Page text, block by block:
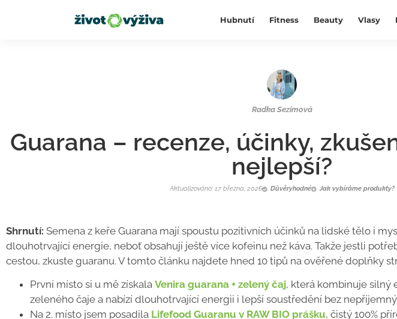
Hubnutí Fitness Beauty Vlasy
Radka Sezimová
Guarana – recenze, účinky,
nejlepší?
Aktualizováno: 17 března, 2026 Důvěryhodné Jak vybíráme produkty?
Shrnutí: Semena z keře Guarana mají spoustu pozitivních účinků na lidské tělo i
dlouhotrvající energie, neboť obsahují ještě více kofeinu než káva. Takže jestli
cestou, zkuste guaranu. V tomto článku najdete hned 10 tipů na ověřené doplňky
První místo si u mě získala Venira guarana + zelený čaj, která kombinuje silný
zeleného čaje a nabízí dlouhotrvající energii i lepší soustředění bez
Na 2. místo jsem posadila Lifefood Guaranu v RAW BIO prášku, čistý 100%